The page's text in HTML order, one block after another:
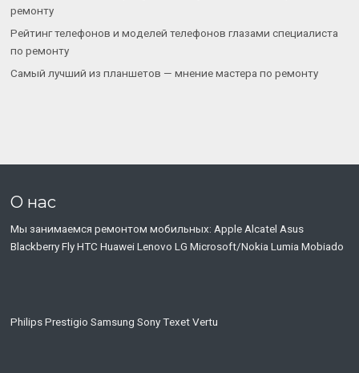
ремонту
Рейтинг телефонов и моделей телефонов глазами специалиста
по ремонту
Самый лучший из планшетов — мнение мастера по ремонту
О нас
Мы занимаемся ремонтом мобильных: Apple Alcatel Asus
Blackberry Fly HTC Huawei Lenovo LG Microsoft/Nokia Lumia Mobiado
Philips Prestigio Samsung Sony Тexet Vertu